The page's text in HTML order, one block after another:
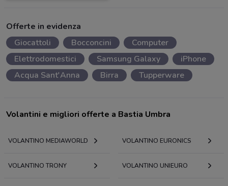
Offerte in evidenza
Giocattoli
Bocconcini
Computer
Elettrodomestici
Samsung Galaxy
iPhone
Acqua Sant'Anna
Birra Tupperware
Volantini e migliori offerte a Bastia Umbra
VOLANTINO MEDIAWORLD VOLANTINO EURONICS
VOLANTINO TRONY VOLANTINO UNIEURO